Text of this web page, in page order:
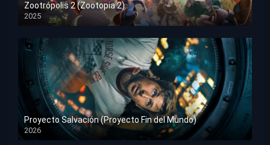
Zootrópolis 2 (Zootopia 2)
2025
HD 1080p
Proyecto Salvación (Proyecto Fin del Mundo)
2026
HD 1080p